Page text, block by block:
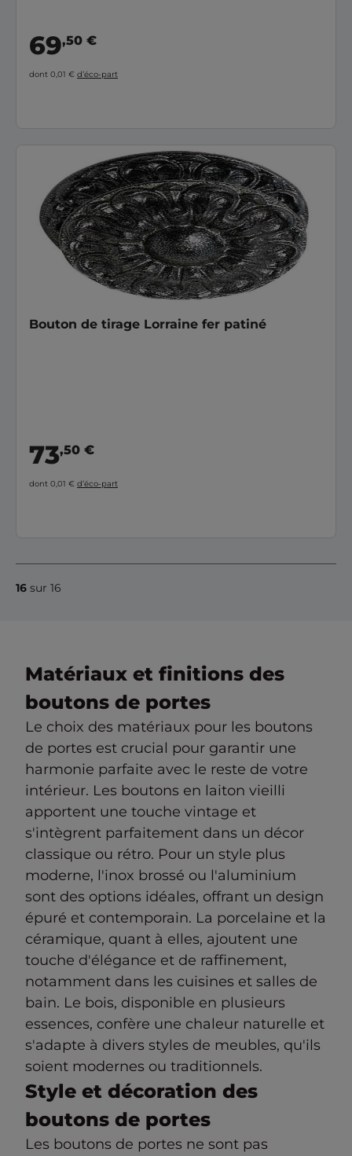
69,50 €
dont 0,01 € d’éco-part
Bouton de tirage Lorraine fer patiné
73,50 €
dont 0,01 € d’éco-part
16 sur 16
Matériaux et finitions des
boutons de portes
Le choix des matériaux pour les boutons
de portes est crucial pour garantir une
harmonie parfaite avec le reste de votre
intérieur. Les boutons en laiton vieilli
apportent une touche vintage et
s'intègrent parfaitement dans un décor
classique ou rétro. Pour un style plus
moderne, l'inox brossé ou l'aluminium
sont des options idéales, offrant un design
épuré et contemporain. La porcelaine et la
céramique, quant à elles, ajoutent une
touche d'élégance et de raffinement,
notamment dans les cuisines et salles de
bain. Le bois, disponible en plusieurs
essences, confère une chaleur naturelle et
s'adapte à divers styles de meubles, qu'ils
soient modernes ou traditionnels.
Style et décoration des
boutons de portes
Les boutons de portes ne sont pas